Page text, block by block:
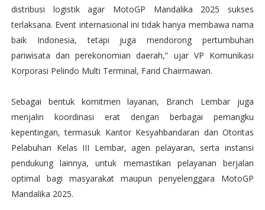
distribusi logistik agar MotoGP Mandalika 2025 sukses
terlaksana. Event internasional ini tidak hanya membawa nama
baik Indonesia, tetapi juga mendorong pertumbuhan
pariwisata dan perekonomian daerah,” ujar VP Komunikasi
Korporasi Pelindo Multi Terminal, Farid Chairmawan.
Sebagai bentuk komitmen layanan, Branch Lembar juga
menjalin koordinasi erat dengan berbagai pemangku
kepentingan, termasuk Kantor Kesyahbandaran dan Otoritas
Pelabuhan Kelas III Lembar, agen pelayaran, serta instansi
pendukung lainnya, untuk memastikan pelayanan berjalan
optimal bagi masyarakat maupun penyelenggara MotoGP
Mandalika 2025.